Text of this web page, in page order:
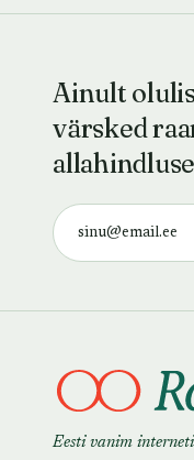
Ainult
värsked
Eesti vanim